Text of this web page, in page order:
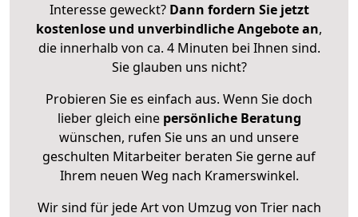
Interesse geweckt? Dann fordern Sie jetzt
kostenlose und unverbindliche Angebote an,
die innerhalb von ca. 4 Minuten bei Ihnen sind.
Sie glauben uns nicht?
Probieren Sie es einfach aus. Wenn Sie doch
lieber gleich eine persönliche Beratung
wünschen, rufen Sie uns an und unsere
geschulten Mitarbeiter beraten Sie gerne auf
Ihrem neuen Weg nach Kramerswinkel.
Wir sind für jede Art von Umzug von Trier nach